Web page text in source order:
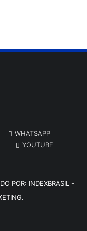
WHATSAPP
YOUTUBE
POR: INDEXBRASIL -